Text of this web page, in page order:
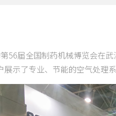
56届全国制药机械博览会在
示了专业、节能的空气处理系